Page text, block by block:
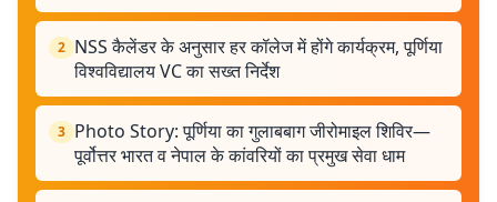
2 NSS कैलेंडर के अनुसार हर कॉलेज में होंगे कार्यक्रम, पूर्णिया
विश्वविद्यालय VC का सख्त निर्देश
3 Photo Story: पूर्णिया का गुलाबबाग जीरोमाइल शिविर—
पूर्वोत्तर भारत व नेपाल के कांवरियों का प्रमुख सेवा धाम